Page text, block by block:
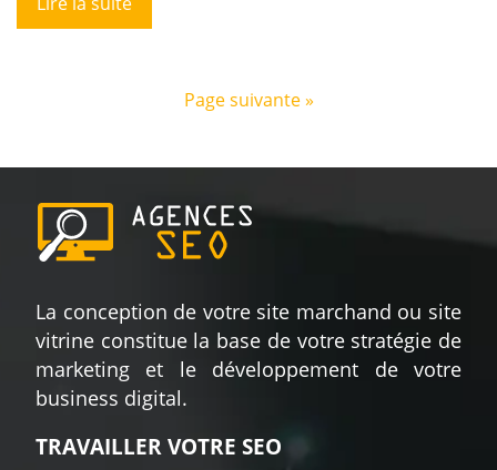
Page suivante »
La conception de votre site marchand ou site
vitrine constitue la base de votre stratégie de
marketing et le développement de votre
business digital.
TRAVAILLER VOTRE SEO